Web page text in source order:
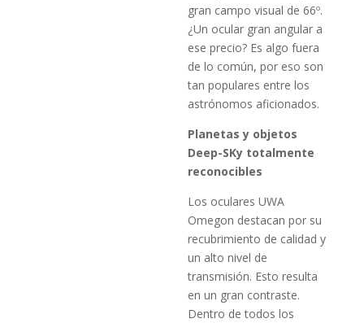
gran campo visual de 66º.
¿Un ocular gran angular a
ese precio? Es algo fuera
de lo común, por eso son
tan populares entre los
astrónomos aficionados.
Planetas y objetos
Deep-SKy totalmente
reconocibles
Los oculares UWA
Omegon destacan por su
recubrimiento de calidad y
un alto nivel de
transmisión. Esto resulta
en un gran contraste.
Dentro de todos los